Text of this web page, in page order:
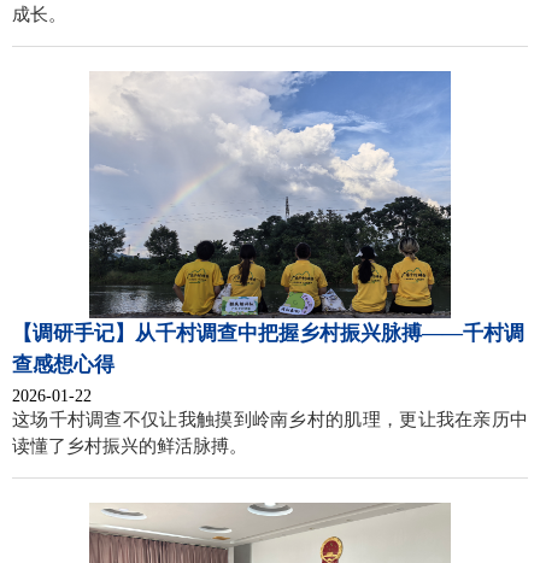
成长。
【调研手记】从千村调查中把握乡村振兴脉搏——千村调
查感想心得
2026-01-22
这场千村调查不仅让我触摸到岭南乡村的肌理，更让我在亲历中
读懂了乡村振兴的鲜活脉搏。